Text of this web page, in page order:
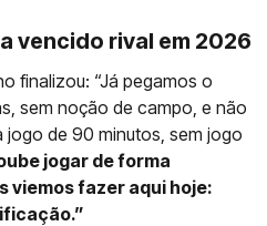
vencido rival em 2026
finalizou: “Já pegamos o
sem noção de campo, e não
de 90 minutos, sem jogo
jogar de forma
viemos fazer aqui hoje: